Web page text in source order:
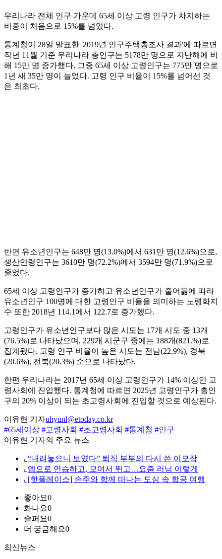
우리나라 전체 인구 가운데 65세 이상 고령 인구가 차지하는
비중이 처음으로 15%를 넘었다.
통계청이 28일 발표한 '2019년 인구주택총조사 결과'에 따르면
작년 11월 기준 우리나라 총인구는 5178만 명으로 지난해에 비
해 15만 명 증가했다. 그중 65세 이상 고령인구는 775만 명으로
1년 새 35만 명이 늘었다. 고령 인구 비율이 15%를 넘어선 것
은 최초다.
반면 유소년인구는 648만 명(13.0%)에서 631만 명(12.6%)으로,
생산연령인구는 3610만 명(72.2%)에서 3594만 명(71.9%)으로
줄었다.
65세 이상 고령인구가 증가하고 유소년인구가 줄어듦에 따라
유소년인구 100명에 대한 고령인구 비율을 의미하는 노령화지
수 또한 2018년 114.1에서 122.7로 증가했다.
고령인구가 유소년인구보다 많은 시도는 17개 시도 중 13개
(76.5%)로 나타났으며, 229개 시군구 중에는 188개(821.%)로
집계됐다. 고령 인구 비율이 높은 시도는 전남(22.9%), 경북
(20.6%), 전북(20.3%) 순으로 나타났다.
한편 우리나라는 2017년 65세 이상 고령인구가 14% 이상인 고
령사회에 진입했다. 통계청에 따르면 2025년 고령인구가 총인
구의 20% 이상이 되는 초고령사회에 진입할 것으로 예상된다.
이유현 기자uhyunl@etoday.co.kr
#65세이상 #고령사회 #초고령사회 #통계청 #인구
이유현 기자의 주요 뉴스
⌞ “내려놓으니 보였다” 퇴직 부부의 다시 쓴 이모작
⌞ 앱으로 연습하고, 모여서 뛰고…요즘 러닝 이렇게
⌞ [핫플레이스] 손주와 함께 떠나는 도심 속 항공 여행
좋아요0
화나요0
슬퍼요0
더 궁금해요0
최신뉴스